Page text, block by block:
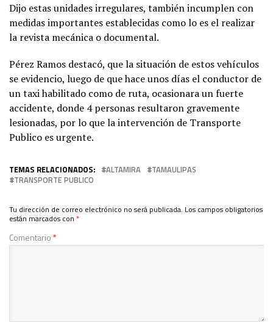
Dijo estas unidades irregulares, también incumplen con
medidas importantes establecidas como lo es el realizar
la revista mecánica o documental.
Pérez Ramos destacó, que la situación de estos vehículos
se evidencio, luego de que hace unos días el conductor de
un taxi habilitado como de ruta, ocasionara un fuerte
accidente, donde 4 personas resultaron gravemente
lesionadas, por lo que la intervención de Transporte
Publico es urgente.
TEMAS RELACIONADOS: ALTAMIRA
TAMAULIPAS
TRANSPORTE PUBLICO
Tu dirección de correo electrónico no será publicada. Los campos obligatorios
están marcados con *
Comentario*